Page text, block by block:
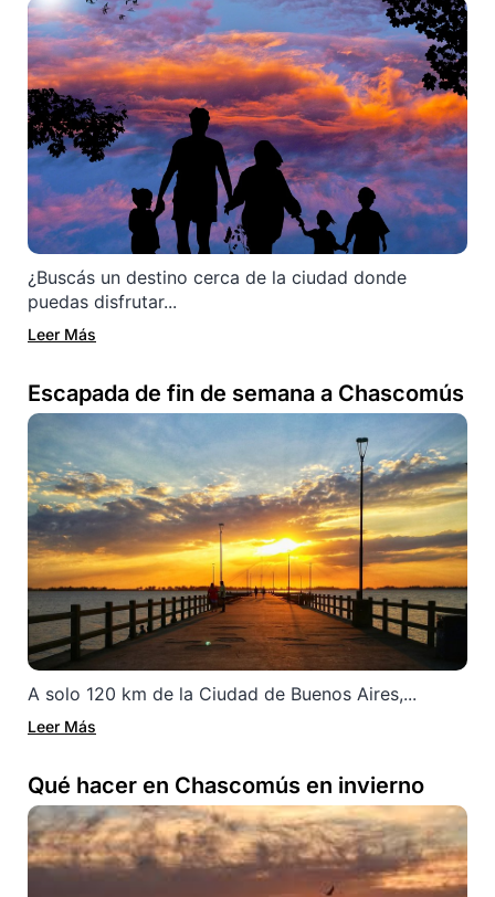
¿Buscás un destino cerca de la ciudad donde
puedas disfrutar...
Leer Más
Escapada de fin de semana a Chascomús
A solo 120 km de la Ciudad de Buenos Aires,...
Leer Más
Qué hacer en Chascomús en invierno